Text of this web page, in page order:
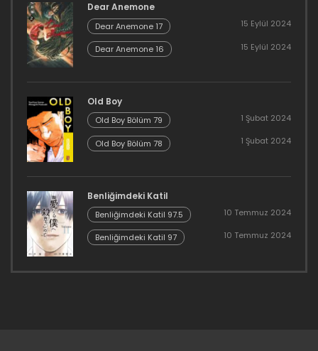
Dear Anemone
Dear Anemone 17 15 Eylül 2024
Dear Anemone 16 15 Eylül 2024
Old Boy
Old Boy Bölüm 79 1 Şubat 2024
Old Boy Bölüm 78 1 Şubat 2024
Benliğimdeki Katil
Benliğimdeki Katil 97.5 10 Temmuz 2024
Benliğimdeki Katil 97 10 Temmuz 2024